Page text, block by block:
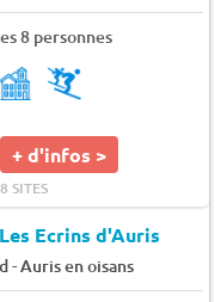
8 personnes
+ d'infos >
SITES
Ecrins d'Auris
-Auris en oisans